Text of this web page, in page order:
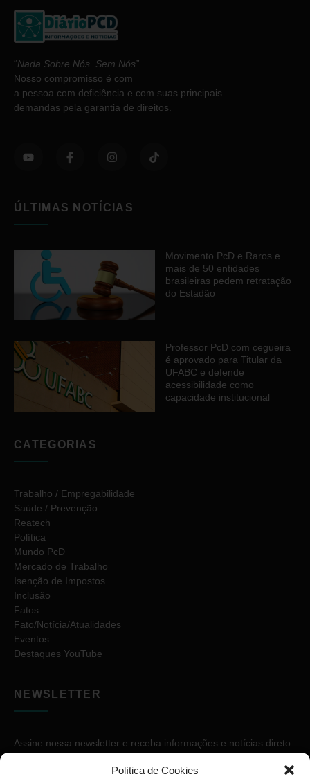
Política de Cookies
“Nada Sobre Nós. Sem Nós”
Nosso compromisso é com
a pessoa com deficiência e com suas principais
demandas pela garantia de direitos.
ÚLTIMAS NOTÍCIAS
Movimento PcD e Raros e
mais de 50 entidades
brasileiras pedem retratação
do Estadão
Professor PcD com cegueira
é aprovado para Titular da
UFABC e defende
acessibilidade como
capacidade institucional
CATEGORIAS
Trabalho / Empregabilidade
Saúde / Prevenção
Reatech
Política
Mundo PcD
Mercado de Trabalho
Isenção de Impostos
Inclusão
Fatos
Fato/Notícia/Atualidades
Eventos
Destaques YouTube
NEWSLETTER
Assine nossa newsletter e receba informações e notícias direto